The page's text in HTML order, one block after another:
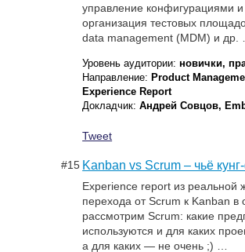
управление конфигурациями
организация тестовых
data management (MDM) и др.
Уровень аудитории:новички,
Направление:Product
Experience Report
Докладчик:Андрей Совцов,
Tweet
#15 Kanban vs Scrum – чьё
Experience report из реальной
перехода от Scrum к Kanban
рассмотрим Scrum: какие
используются и для каких
а для каких — не очень ;) …